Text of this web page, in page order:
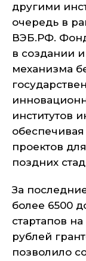
другими
очередь в
ВЭБ.РФ.
в создании
механизма
институтов
проектов
поздних
За
более 6500
стартапов
рублей
позволило